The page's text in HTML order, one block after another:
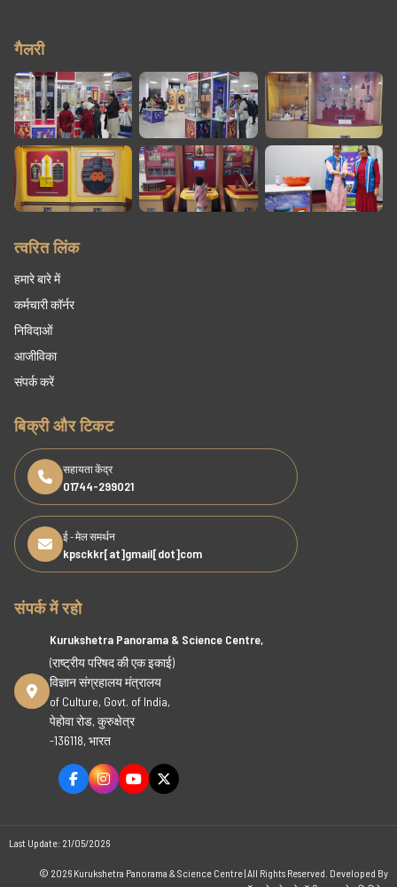
गैलरी
त्वरित लिंक
हमारे बारे में
कर्मचारी कॉर्नर
निविदाओं
आजीविका
संपर्क करें
बिक्री और टिकट
सहायता केंद्र
01744-299021
ई - मेल समर्थन
kpsckkr[at]gmail[dot]com
संपर्क में रहो
Kurukshetra Panorama & Science Centre,
(राष्ट्रीय परिषद की एक इकाई)
विज्ञान संग्रहालय मंत्रालय
of Culture, Govt. of India,
पेहोवा रोड, कुरुक्षेत्र
-136118, भारत
Last Update: 21/05/2026
© 2026 Kurukshetra Panorama & Science Centre | All Rights Reserved. Developed By